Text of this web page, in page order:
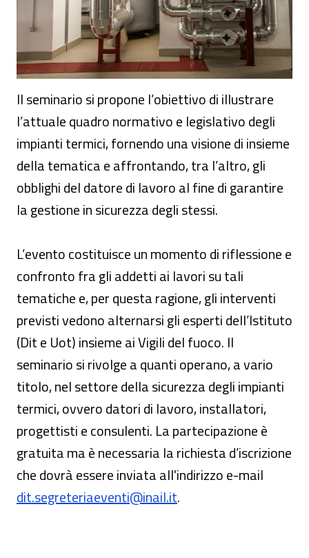
Il seminario si propone l’obiettivo di illustrare
l’attuale quadro normativo e legislativo degli
impianti termici, fornendo una visione di insieme
della tematica e affrontando, tra l’altro, gli
obblighi del datore di lavoro al fine di garantire
la gestione in sicurezza degli stessi.
L’evento costituisce un momento di riflessione e
confronto fra gli addetti ai lavori su tali
tematiche e, per questa ragione, gli interventi
previsti vedono alternarsi gli esperti dell’Istituto
(Dit e Uot) insieme ai Vigili del fuoco. Il
seminario si rivolge a quanti operano, a vario
titolo, nel settore della sicurezza degli impianti
termici, ovvero datori di lavoro, installatori,
progettisti e consulenti. La partecipazione è
gratuita ma è necessaria la richiesta d’iscrizione
che dovrà essere inviata all'indirizzo e-mail
dit.segreteriaeventi@inail.it.